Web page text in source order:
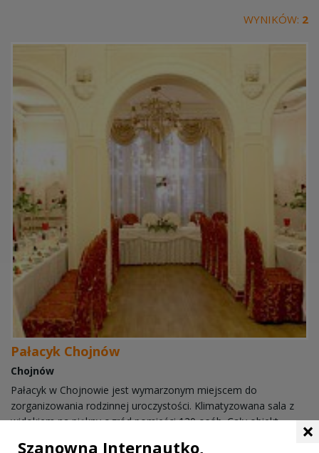
WYNIKÓW: 2
Pałacyk Chojnów
Chojnów
Pałacyk w Chojnowie jest wymarzonym miejscem do
zorganizowania rodzinnej uroczystości. Klimatyzowana sala z
widokiem na piękny ogród pomieści 120 osób. Cały obiekt
×
Szanowna Internautko,